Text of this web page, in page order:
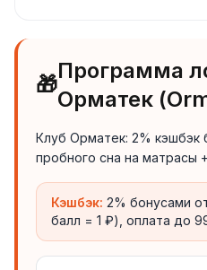
🎁
Программа
Орматек
Клуб Орматек: 2% кэшбэк
пробного сна на матрасы
Кэшбэк: 2% бонусами
балл = 1 ₽), оплата до